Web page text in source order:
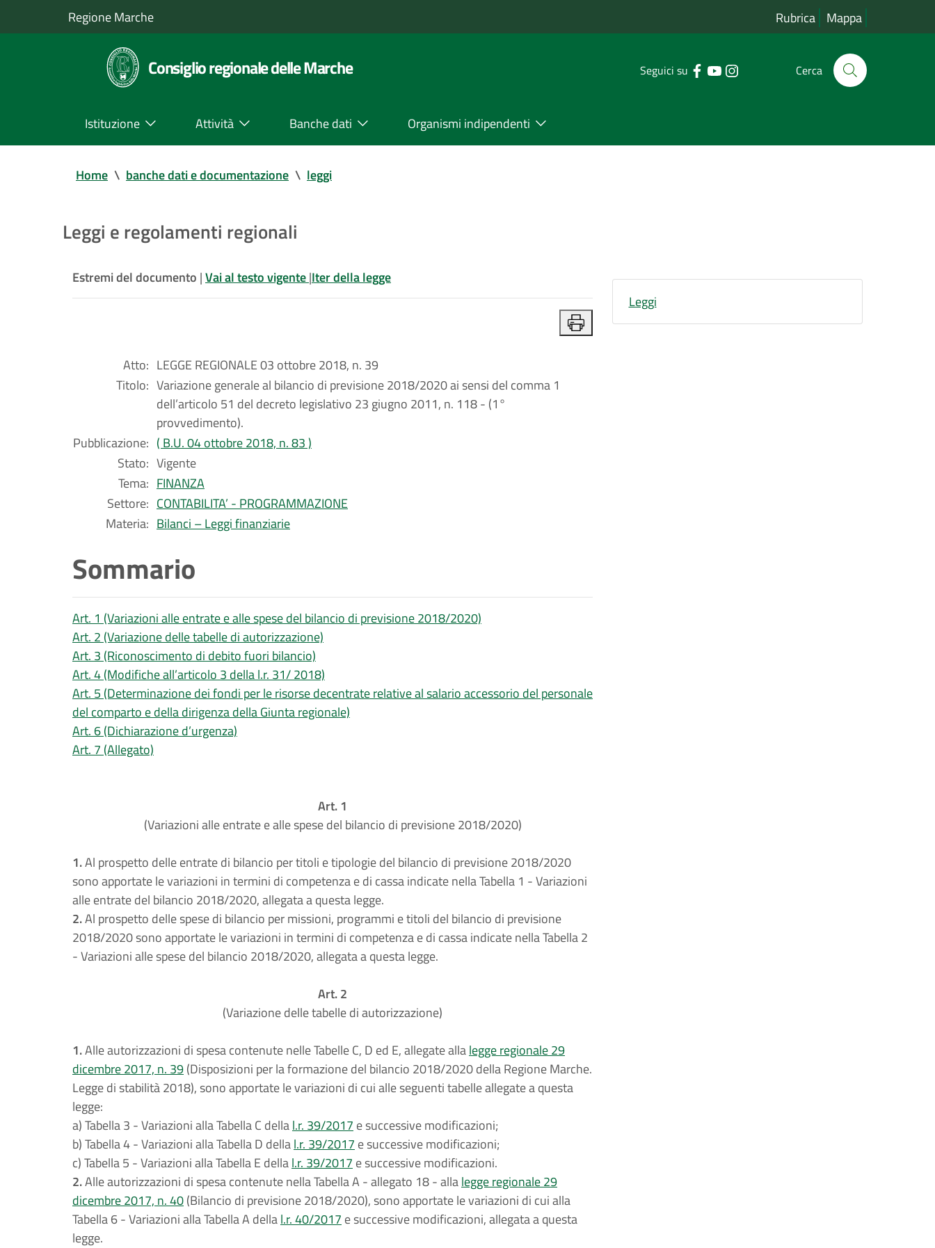
Regione Marche Rubrica Mappa
Consiglio regionale delle Marche Seguici su Cerca
Istituzione Attività Banche dati Organismi indipendenti
Home \ banche dati e documentazione \ leggi
Leggi e regolamenti regionali
Estremi del documento |Vai al testo vigente|Iter della legge
Atto: LEGGE REGIONALE 03 ottobre 2018, n. 39
Titolo: Variazione generale al bilancio di previsione 2018/2020 ai sensi del comma 1
dell’articolo 51 del decreto legislativo 23 giugno 2011, n. 118 - (1°
provvedimento).
Pubblicazione: ( B.U. 04 ottobre 2018, n. 83 )
Stato: Vigente
Tema: FINANZA
Settore: CONTABILITA’ - PROGRAMMAZIONE
Materia: Bilanci – Leggi finanziarie
Sommario
Art. 1 (Variazioni alle entrate e alle spese del bilancio di previsione 2018/2020)
Art. 2 (Variazione delle tabelle di autorizzazione)
Art. 3 (Riconoscimento di debito fuori bilancio)
Art. 4 (Modifiche all’articolo 3 della l.r. 31/ 2018)
Art. 5 (Determinazione dei fondi per le risorse decentrate relative al salario accessorio del personale
del comparto e della dirigenza della Giunta regionale)
Art. 6 (Dichiarazione d’urgenza)
Art. 7 (Allegato)
Art. 1
(Variazioni alle entrate e alle spese del bilancio di previsione 2018/2020)
1.Al prospetto delle entrate di bilancio per titoli e tipologie del bilancio di previsione 2018/2020
sono apportate le variazioni in termini di competenza e di cassa indicate nella Tabella 1 - Variazioni
alle entrate del bilancio 2018/2020, allegata a questa legge.
2.Al prospetto delle spese di bilancio per missioni, programmi e titoli del bilancio di previsione
2018/2020 sono apportate le variazioni in termini di competenza e di cassa indicate nella Tabella 2
- Variazioni alle spese del bilancio 2018/2020, allegata a questa legge.
Art. 2
(Variazione delle tabelle di autorizzazione)
1.Alle autorizzazioni di spesa contenute nelle Tabelle C, D ed E, allegate allalegge regionale 29
dicembre 2017, n. 39(Disposizioni per la formazione del bilancio 2018/2020 della Regione Marche.
Legge di stabilità 2018), sono apportate le variazioni di cui alle seguenti tabelle allegate a questa
legge:
a) Tabella 3 - Variazioni alla Tabella C dellal.r. 39/2017 e successive modificazioni;
b) Tabella 4 - Variazioni alla Tabella D dellal.r. 39/2017 e successive modificazioni;
c) Tabella 5 - Variazioni alla Tabella E dellal.r. 39/2017 e successive modificazioni.
2.Alle autorizzazioni di spesa contenute nella Tabella A - allegato 18 - allalegge regionale 29
dicembre 2017, n. 40(Bilancio di previsione 2018/2020), sono apportate le variazioni di cui alla
Tabella 6 - Variazioni alla Tabella A dellal.r. 40/2017 e successive modificazioni, allegata a questa
legge.
Leggi